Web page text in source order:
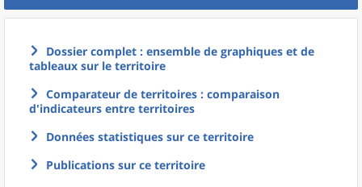
Dossier complet : ensemble de graphiques et de
tableaux sur le territoire
Comparateur de territoires : comparaison
d'indicateurs entre territoires
Données statistiques sur ce territoire
Publications sur ce territoire